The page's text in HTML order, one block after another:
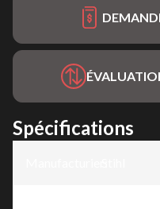
Spécifications